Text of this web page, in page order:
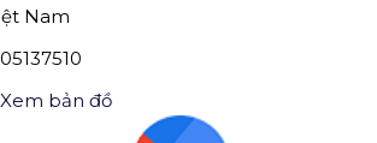
Nam
Xem bản đồ